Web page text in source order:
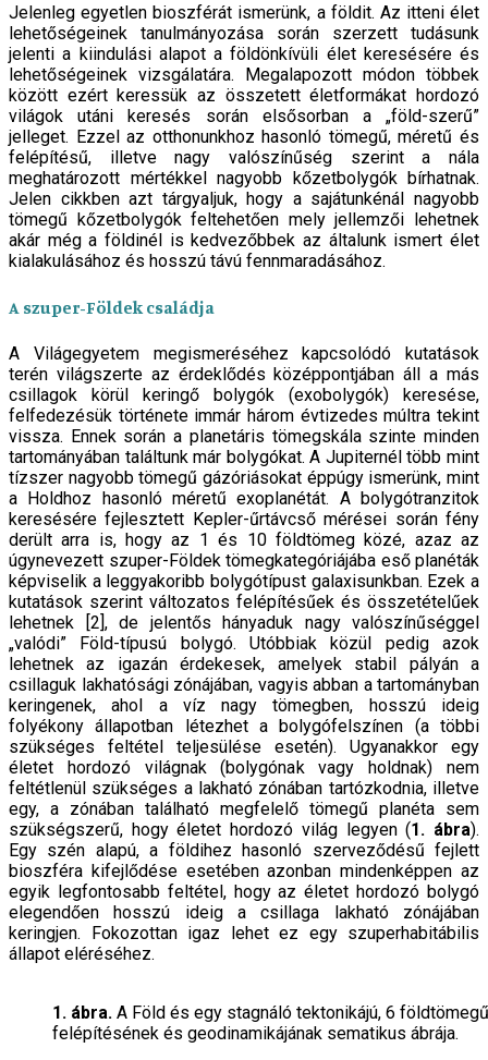
Jelenleg egyetlen bioszférát ismerünk, a földit. Az itteni élet
lehetőségeinek tanulmányozása során szerzett tudásunk
jelenti a kiindulási alapot a földönkívüli élet keresésére és
lehetőségeinek vizsgálatára. Megalapozott módon többek
között ezért keressük az összetett életformákat hordozó
világok utáni keresés során elsősorban a „föld-szerű”
jelleget. Ezzel az otthonunkhoz hasonló tömegű, méretű és
felépítésű, illetve nagy valószínűség szerint a nála
meghatározott mértékkel nagyobb kőzetbolygók bírhatnak.
Jelen cikkben azt tárgyaljuk, hogy a sajátunkénál nagyobb
tömegű kőzetbolygók feltehetően mely jellemzői lehetnek
akár még a földinél is kedvezőbbek az általunk ismert élet
kialakulásához és hosszú távú fennmaradásához.
A szuper-Földek családja
A Világegyetem megismeréséhez kapcsolódó kutatások
terén világszerte az érdeklődés középpontjában áll a más
csillagok körül keringő bolygók (exobolygók) keresése,
felfedezésük története immár három évtizedes múltra tekint
vissza. Ennek során a planetáris tömegskála szinte minden
tartományában találtunk már bolygókat. A Jupiternél több mint
tízszer nagyobb tömegű gázóriásokat éppúgy ismerünk, mint
a Holdhoz hasonló méretű exoplanétát. A bolygótranzitok
keresésére fejlesztett Kepler-űrtávcső mérései során fény
derült arra is, hogy az 1 és 10 földtömeg közé, azaz az
úgynevezett szuper-Földek tömegkategóriájába eső planéták
képviselik a leggyakoribb bolygótípust galaxisunkban. Ezek a
kutatások szerint változatos felépítésűek és összetételűek
lehetnek [2], de jelentős hányaduk nagy valószínűséggel
„valódi” Föld-típusú bolygó. Utóbbiak közül pedig azok
lehetnek az igazán érdekesek, amelyek stabil pályán a
csillaguk lakhatósági zónájában, vagyis abban a tartományban
keringenek, ahol a víz nagy tömegben, hosszú ideig
folyékony állapotban létezhet a bolygófelszínen (a többi
szükséges feltétel teljesülése esetén). Ugyanakkor egy
életet hordozó világnak (bolygónak vagy holdnak) nem
feltétlenül szükséges a lakható zónában tartózkodnia, illetve
egy, a zónában található megfelelő tömegű planéta sem
szükségszerű, hogy életet hordozó világ legyen (1. ábra).
Egy szén alapú, a földihez hasonló szerveződésű fejlett
bioszféra kifejlődése esetében azonban mindenképpen az
egyik legfontosabb feltétel, hogy az életet hordozó bolygó
elegendően hosszú ideig a csillaga lakható zónájában
keringjen. Fokozottan igaz lehet ez egy szuperhabitábilis
állapot eléréséhez.
1. ábra. A Föld és egy stagnáló tektonikájú, 6
felépítésének és geodinamikájának sematikus ábrája.